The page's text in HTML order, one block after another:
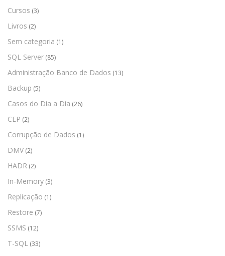
Cursos (3)
Livros (2)
Sem categoria (1)
SQL Server (85)
Administração Banco de Dados (13)
Backup (5)
Casos do Dia a Dia (26)
CEP (2)
Corrupção de Dados (1)
DMV (2)
HADR (2)
In-Memory (3)
Replicação (1)
Restore (7)
SSMS (12)
T-SQL (33)